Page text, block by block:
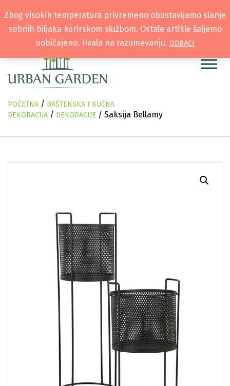
POČETNA / BAŠTENSKA I KUĆNA
DEKORACIJA / DEKORACIJE / Saksija Bellamy
Zbog visokih temperatura privremeno obustavljamo slanje
sobnih biljaka kurirskom službom. Ostale artikle šaljemo
uobičajeno. Hvala na razumevanju. ODBACI